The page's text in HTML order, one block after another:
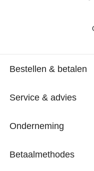
Bestellen & betalen
Service & advies
Onderneming
Betaalmethodes